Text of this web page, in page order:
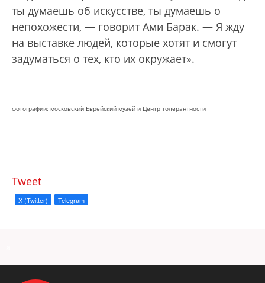
ты думаешь об искусстве, ты думаешь о
непохожести, — говорит Ами Барак. — Я жду
на выставке людей, которые хотят и смогут
задуматься о тех, кто их окружает».
фотографии: московский Еврейский музей и Центр толерантности
Tweet
X (Twitter) Telegram